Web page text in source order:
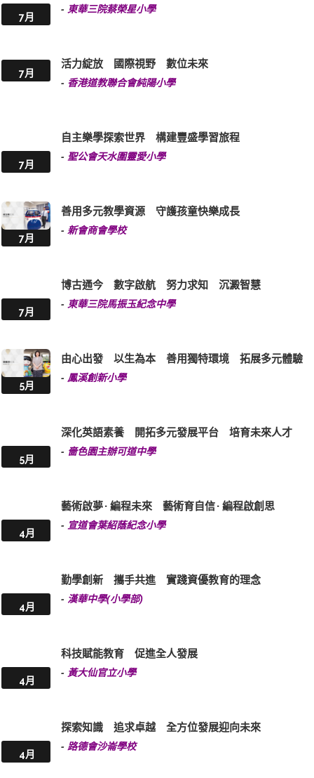
7月
- 東華三院蔡榮星小學
7月
活力綻放 國際視野 數位未來
- 香港道教聯合會純陽小學
7月
自主樂學探索世界 構建豐盛學習旅程
- 聖公會天水圍靈愛小學
7月
善用多元教學資源 守護孩童快樂成長
- 新會商會學校
7月
博古通今 數字啟航 努力求知 沉澱智慧
- 東華三院馬振玉紀念中學
5月
由心出發 以生為本 善用獨特環境 拓展多元體驗
- 鳳溪創新小學
5月
深化英語素養 開拓多元發展平台 培育未來人才
- 嗇色園主辦可道中學
4月
藝術啟夢 · 編程未來 藝術育自信 · 編程啟創思
- 宣道會葉紹蔭紀念小學
4月
勤學創新 攜手共進 實踐資優教育的理念
- 漢華中學(小學部)
4月
科技賦能教育 促進全人發展
- 黃大仙官立小學
4月
探索知識 追求卓越 全方位發展迎向未來
- 路德會沙崙學校